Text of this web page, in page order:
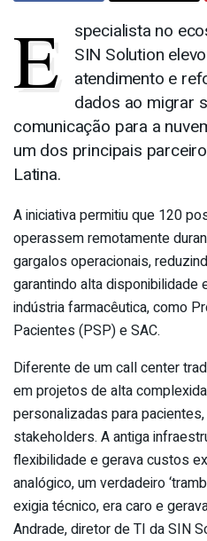
E
specialista no
SIN Solution
atendimento e
dados ao migrar
comunicação para a
um dos principais
Latina.
A iniciativa permitiu que 120
operassem remotamente
gargalos operacionais,
garantindo alta
indústria farmacêutica, como
Pacientes (PSP) e SAC.
Diferente de um call center
em projetos de alta
personalizadas para
stakeholders. A antiga
flexibilidade e gerava custos
analógico, um verdadeiro
exigia técnico, era caro e
Andrade, diretor de TI daSIN